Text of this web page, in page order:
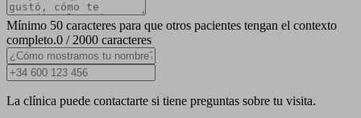
Mínimo 50 caracteres para que otros pacientes tengan el contexto
completo.0 / 2000 caracteres
La clínica puede contactarte si tiene preguntas sobre tu visita.